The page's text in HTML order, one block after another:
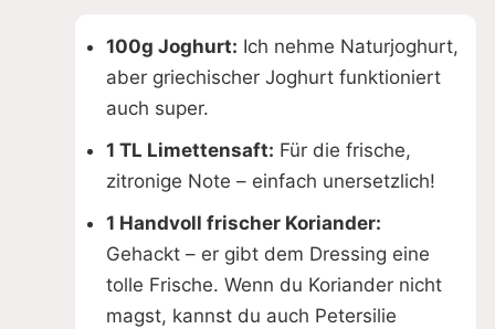
100g Joghurt: Ich nehme Naturjoghurt,
aber griechischer Joghurt funktioniert
auch super.
1 TL Limettensaft: Für die frische,
zitronige Note – einfach unersetzlich!
1 Handvoll frischer Koriander:
Gehackt – er gibt dem Dressing eine
tolle Frische. Wenn du Koriander nicht
magst, kannst du auch Petersilie